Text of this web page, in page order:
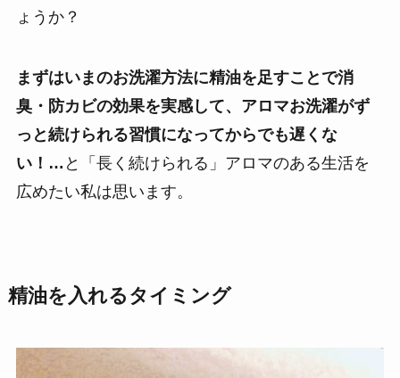
ょうか？
まずはいまのお洗濯方法に精油を足すことで消
臭・防カビの効果を実感して、アロマお洗濯がず
っと続けられる習慣になってからでも遅くな
い！… と「長く続けられる」アロマのある生活を
広めたい私は思います。
精油を入れるタイミング